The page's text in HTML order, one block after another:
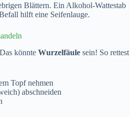
Blättern. Ein Alkohol-Wattestab
hilft eine Seifenlauge.
könnte Wurzelfäule sein! So rettest
Topf nehmen
abschneiden